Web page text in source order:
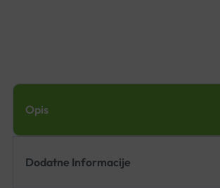
Opis
Dodatne Informacije